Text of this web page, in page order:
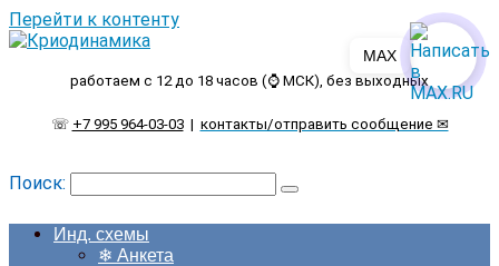
Перейти к контенту
работаем с 12 до 18 часов (⌚ МСК), без выходных
☏ +7 995 964-03-03| контакты/отправить сообщение ✉
Поиск:
Инд. схемы
❄ Анкета
MAX